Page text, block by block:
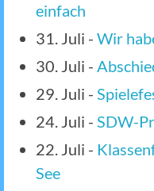
einfach
31. Juli - Wir
30. Juli -
29. Juli -
24. Juli - SDW-
22. Juli -
See